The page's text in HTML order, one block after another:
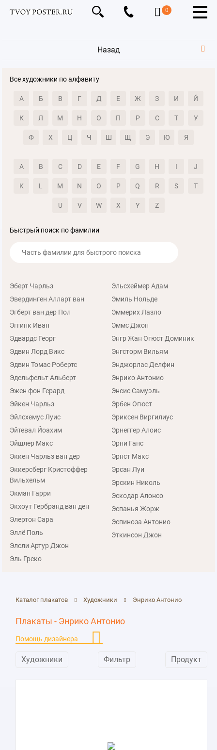
0
Назад
Все художники по алфавиту
А Б В Г Д Е Ж З И Й
К Л М Н О П Р С Т У
Ф Х Ц Ч Ш Щ Э Ю Я
A B C D E F G H I J
K L M N O P Q R S T
U V W X Y Z
Быстрый поиск по фамилии
Эберт Чарльз
Эвердинген Алларт ван
Эгберт ван дер Пол
Эггинк Иван
Эдвардс Георг
Эдвин Лорд Викс
Эдвин Томас Робертс
Эдельфельт Альберт
Эжен фон Герард
Эйкен Чарльз
Эйлсхемус Луис
Эйтевал Йоахим
Эйшлер Макс
Эккен Чарльз ван дер
Эккерсберг Кристоффер
Вильхельм
Экман Гарри
Экхоут Гербранд ван ден
Элертон Сара
Эллё Поль
Элсли Артур Джон
Эль Греко
Эльсхеймер Адам
Эмиль Нольде
Эммерих Лазло
Эммс Джон
Энгр Жан Огюст Доминик
Энгсторм Вильям
Энджорлас Делфин
Энрико Антонио
Энсис Самуэль
Эрбен Огюст
Эриксен Виргилиус
Эрнеггер Алоис
Эрни Ганс
Эрнст Макс
Эрсан Луи
Эрскин Николь
Эскодар Алонсо
Эспанья Жорж
Эспиноза Антонио
Эткинсон Джон
Каталог плакатов Художники Энрико Антонио
Плакаты - Энрико Антонио
Помощь дизайнера
Художники Фильтр Продукт